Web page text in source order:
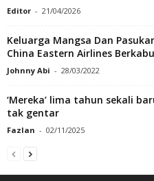
Editor - 21/04/2026
Keluarga Mangsa Dan
China Eastern Airlines
Johnny Abi - 28/03/2022
‘Mereka’ lima tahun sekali
tak gentar
Fazlan - 02/11/2025